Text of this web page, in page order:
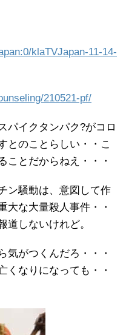
klaTVJapan-11-14-
210521-pf/
パイクタンパク?がコロ
とのことらしい・・こ
ことだからねえ・・・
ン騒動は、意図して作
大な大量殺人事件・・
道しないけれど。
気がつくんだろ・・・
くなりになっても・・